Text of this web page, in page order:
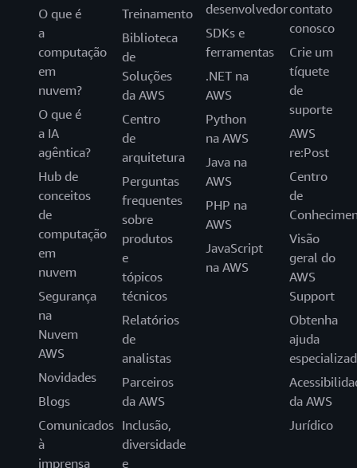
O que é
a
computação
em
nuvem?
O que é
a IA
agêntica?
Hub de
conceitos
de
computação
em
nuvem
Segurança
na
Nuvem
AWS
Novidades
Blogs
Comunicados
à
imprensa
Treinamento
Biblioteca
de
Soluções
da AWS
Centro
de
arquitetura
Perguntas
frequentes
sobre
produtos
e
tópicos
técnicos
Relatórios
de
analistas
Parceiros
da AWS
Inclusão,
diversidade
e
desenvolvedor
SDKs e
ferramentas
.NET na
AWS
Python
na AWS
Java na
AWS
PHP na
AWS
JavaScript
na AWS
contato
conosco
Crie um
tíquete
de
suporte
AWS
re:Post
Centro
de
Visão
geral do
AWS
Support
Obtenha
ajuda
da AWS
Jurídico